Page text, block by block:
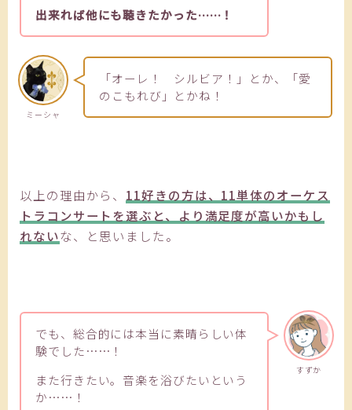
出来れば他にも聴きたかった……！
ミーシャ
「オーレ！ シルビア！」とか、「愛
のこもれび」とかね！
以上の理由から、 11好きの方は、11単体のオーケス
トラコンサートを選ぶと、より満足度が高いかもし
れないな、と思いました。
すずか
でも、総合的には本当に素晴らしい体
験でした……！
また行きたい。音楽を浴びたいという
か……！